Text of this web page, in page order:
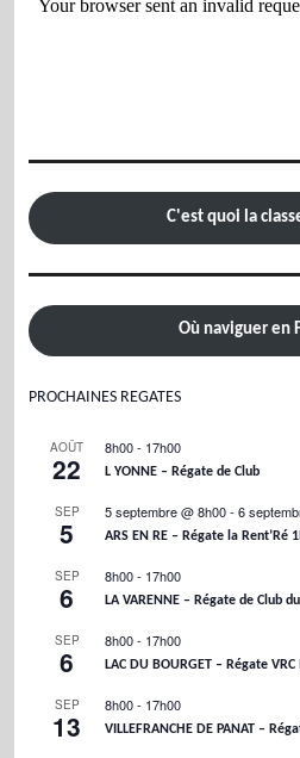
C'est quoi la
Où naviguer en
PROCHAINES REGATES
AOÛT
22
8h00- 17h00
L YONNE – Régate de Club
SEP
5
5 septembre @ 8h00- 6
ARS EN RE – Régate la Rent’Ré
SEP
6
8h00- 17h00
LA VARENNE – Régate de Club
SEP
6
8h00- 17h00
LAC DU BOURGET – Régate VRC
SEP
13
8h00- 17h00
VILLEFRANCHE DE PANAT –